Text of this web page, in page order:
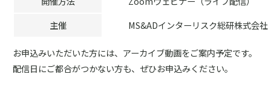
主催
MS&ADインターリスク総研株式会社
お申込みいただいた方には、アーカイブ動画をご案内予定です。
配信日にご都合がつかない方も、ぜひお申込みください。